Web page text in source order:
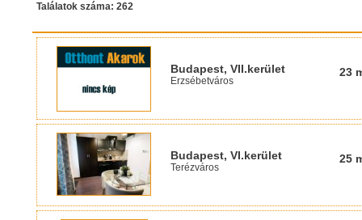
Találatok száma: 262
Budapest, VII.kerület
Erzsébetváros
23
Budapest, VI.kerület
Terézváros
25